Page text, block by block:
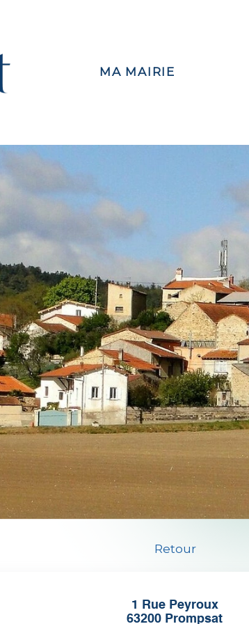
MA MAIRIE
Retour
1 Rue Peyroux
63200 Prompsat